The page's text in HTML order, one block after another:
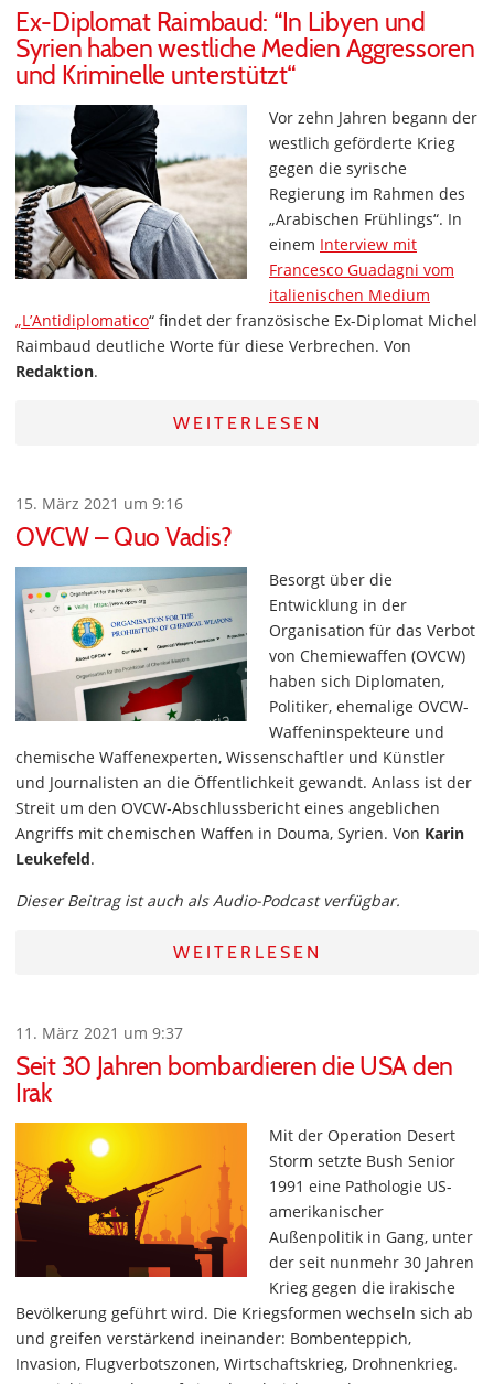
Ex-Diplomat Raimbaud: “In Libyen und
Syrien haben westliche Medien Aggressoren
und Kriminelle unterstützt“
Vor zehn Jahren begann der
westlich geförderte Krieg
gegen die syrische
Regierung im Rahmen des
„Arabischen Frühlings“. In
einem Interview mit
Francesco Guadagni vom
italienischen Medium
„L’Antidiplomatico“ findet der französische Ex-Diplomat Michel
Raimbaud deutliche Worte für diese Verbrechen. Von
Redaktion.
WEITERLESEN
15. März 2021 um 9:16
OVCW – Quo Vadis?
Besorgt über die
Entwicklung in der
Organisation für das Verbot
von Chemiewaffen (OVCW)
haben sich Diplomaten,
Politiker, ehemalige OVCW-
Waffeninspekteure und
chemische Waffenexperten, Wissenschaftler und Künstler
und Journalisten an die Öffentlichkeit gewandt. Anlass ist der
Streit um den OVCW-Abschlussbericht eines angeblichen
Angriffs mit chemischen Waffen in Douma, Syrien. Von Karin
Leukefeld.
Dieser Beitrag ist auch als Audio-Podcast verfügbar.
WEITERLESEN
11. März 2021 um 9:37
Seit 30 Jahren bombardieren die USA den
Irak
Mit der Operation Desert
Storm setzte Bush Senior
1991 eine Pathologie US-
amerikanischer
Außenpolitik in Gang, unter
der seit nunmehr 30 Jahren
Krieg gegen die irakische
Bevölkerung geführt wird. Die Kriegsformen wechseln sich ab
und greifen verstärkend ineinander: Bombenteppich,
Invasion, Flugverbotszonen, Wirtschaftskrieg, Drohnenkrieg.